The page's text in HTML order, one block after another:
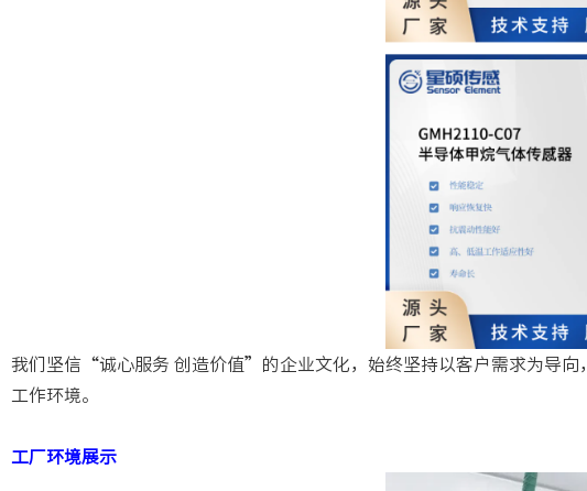
我们坚信“诚心服务 创造价值”的企业文化，始终坚持以客户需求为导向
工作环境。
工厂环境展示